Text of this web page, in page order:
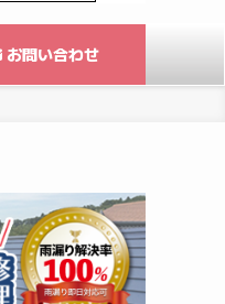
お問い合わせ